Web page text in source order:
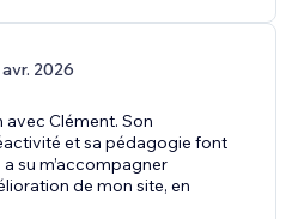
avr. 2026
Clément. Son
et sa pédagogie font
su m’accompagner
de mon site, en